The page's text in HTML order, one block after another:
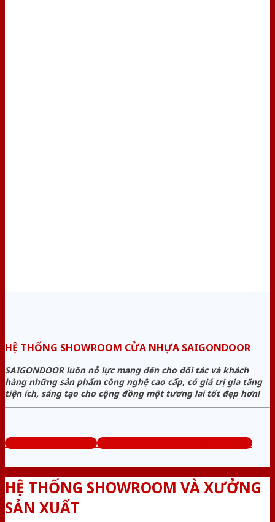
HỆ THỐNG SHOWROOM CỬA NHỰA SAIGONDOOR
SAIGONDOOR luôn nỗ lực mang đến cho đối tác và khách
hàng những sản phẩm công nghệ cao cấp, có giá trị gia tăng
tiện ích, sáng tạo cho cộng đồng một tương lai tốt đẹp hơn!
www.bancuanhua.com Tổng đài tư vấn miễn phí: 0824.400.400
HỆ THỐNG SHOWROOM VÀ XƯỞNG
SẢN XUẤT